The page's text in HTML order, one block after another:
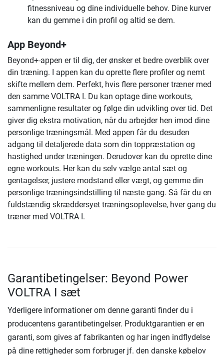
fitnessniveau og dine individuelle behov. Dine kurver
kan du gemme i din profil og altid se dem.
App Beyond+
Beyond+-appen er til dig, der ønsker et bedre overblik over
din træning. I appen kan du oprette flere profiler og nemt
skifte mellem dem. Perfekt, hvis flere personer træner med
den samme VOLTRA I. Du kan optage dine workouts,
sammenligne resultater og følge din udvikling over tid. Det
giver dig ekstra motivation, når du arbejder hen imod dine
personlige træningsmål. Med appen får du desuden
adgang til detaljerede data som din toppræstation og
hastighed under træningen. Derudover kan du oprette dine
egne workouts. Her kan du selv vælge antal sæt og
gentagelser, justere modstand eller vægt, og gemme din
personlige træningsindstilling til næste gang. Så får du en
fuldstændig skræddersyet træningsoplevelse, hver gang du
træner med VOLTRA I.
Garantibetingelser: Beyond Power
VOLTRA I sæt
Yderligere informationer om denne garanti finder du i
producentens garantibetingelser. Produktgarantien er en
garanti, som gives af fabrikanten og har ingen indflydelse
på dine rettigheder som forbruger jf. den danske købelov